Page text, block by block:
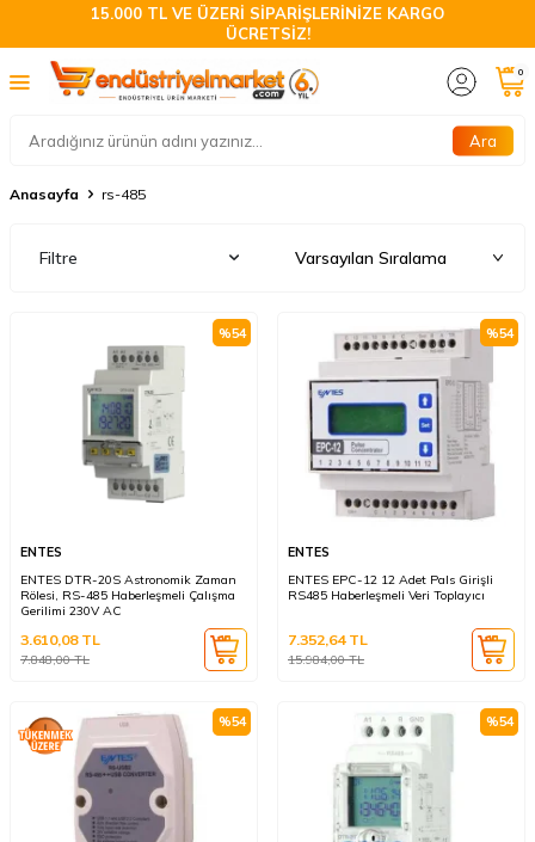
15.000 TL VE ÜZERİ SİPARİŞLERİNİZE KARGO
ÜCRETSİZ!
Ara
0
Anasayfa rs-485
Filtre
%54
ENTES
ENTES DTR-20S Astronomik Zaman
Rölesi, RS-485 Haberleşmeli Çalışma
Gerilimi 230V AC
7.848,00TL
3.610,08TL
%54
ENTES
ENTES EPC-12 12 Adet Pals Girişli
RS485 Haberleşmeli Veri Toplayıcı
15.984,00TL
7.352,64TL
%54 %54